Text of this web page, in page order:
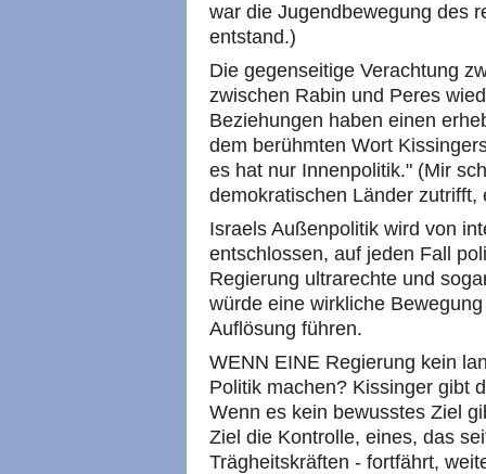
war die Jugendbewegung des
entstand.)
Die gegenseitige Verachtung
zwischen Rabin und Peres
Beziehungen haben einen
dem berühmten Wort
es hat nur Innenpolitik." (Mir
demokratischen Länder
Israels Außenpolitik wird von
entschlossen, auf jeden Fall
Regierung ultrarechte und
würde eine wirkliche
Auflösung führen.
WENN EINE Regierung kein
Politik machen? Kissinger gibt
Wenn es kein bewusstes Ziel
Ziel die Kontrolle, eines, das
Trägheitskräften - fortfährt,